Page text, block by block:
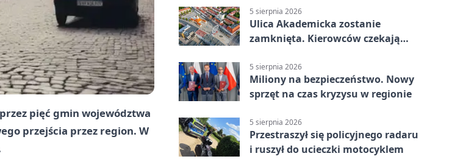
pięć gmin województwa
przejścia przez region. W
5 sierpnia 2026
Ulica Akademicka zostanie
zamknięta. Kierowców czekają
5 sierpnia 2026
Miliony na bezpieczeństwo. Nowy
sprzęt na czas kryzysu w regionie
5 sierpnia 2026
Przestraszył się policyjnego radaru
i ruszył do ucieczki motocyklem